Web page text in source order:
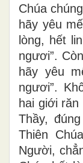
Chúa
hãy yêu
lòng, hết
ngươi”.
hãy yêu
ngươi”.
hai giới răn
Thầy,
Thiên
Người,